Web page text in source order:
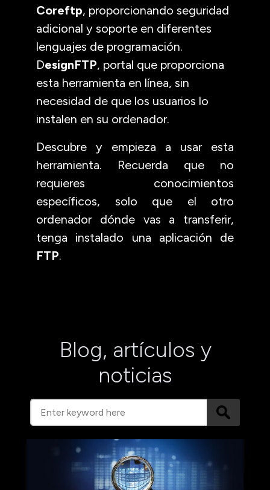
Coreftp, proporcionando seguridad
adicional y soporte en diferentes
lenguajes de programación.
DesignFTP, portal que proporciona
esta herramienta en línea, sin
necesidad de que los usuarios lo
instalen en su ordenador.
Descubre y empieza a usar esta
herramienta. Recuerda que no
requieres conocimientos
específicos, solo que el otro
ordenador dónde vas a transferir,
tenga instalado una aplicación de
FTP.
Blog, artículos y
noticias